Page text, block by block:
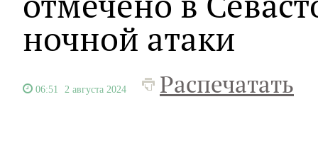
ночной атаки
06:51 2 августа 2024 Распечатать